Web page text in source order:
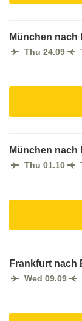
München nach
Thu 24.09
München nach
Thu 01.10
Frankfurt nach
Wed 09.09